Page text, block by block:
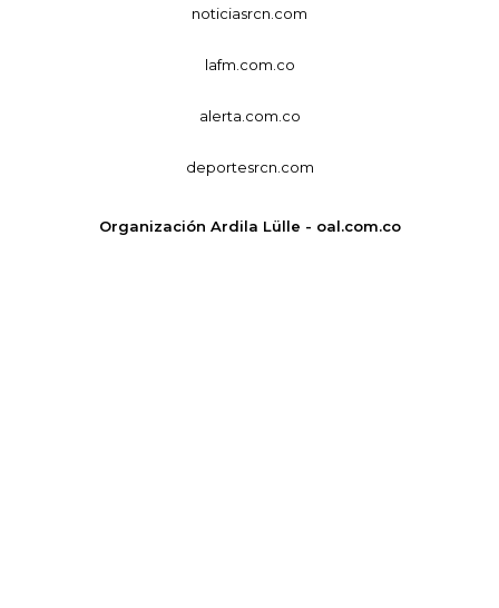
noticiasrcn.com
lafm.com.co
alerta.com.co
deportesrcn.com
Organización Ardila Lülle - oal.com.co